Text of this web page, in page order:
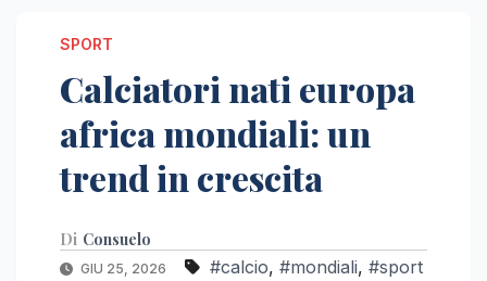
SPORT
Calciatori nati europa
africa mondiali: un
trend in crescita
Di Consuelo
GIU 25, 2026 #calcio, #mondiali, #sport